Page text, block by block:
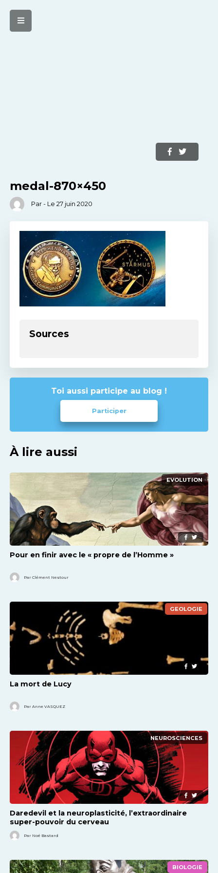
medal-870×450
Par - Le 27 juin 2020
Sources
Toi aussi participe au blog !
Participer
À lire aussi
EVOLUTION
Pour en finir avec le « propre de l’Homme »
Par Clément Nestour
GEOLOGIE
La mort de Lucy
Par Anne VASQUEZ
NEUROSCIENCES
Daredevil et la neuroplasticité, l’extraordinaire
super-pouvoir du cerveau
Par Noé Bastard
BIOLOGIE